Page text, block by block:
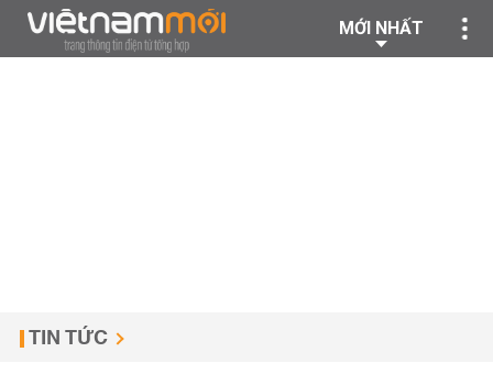
MỚI NHẤT
TIN TỨC